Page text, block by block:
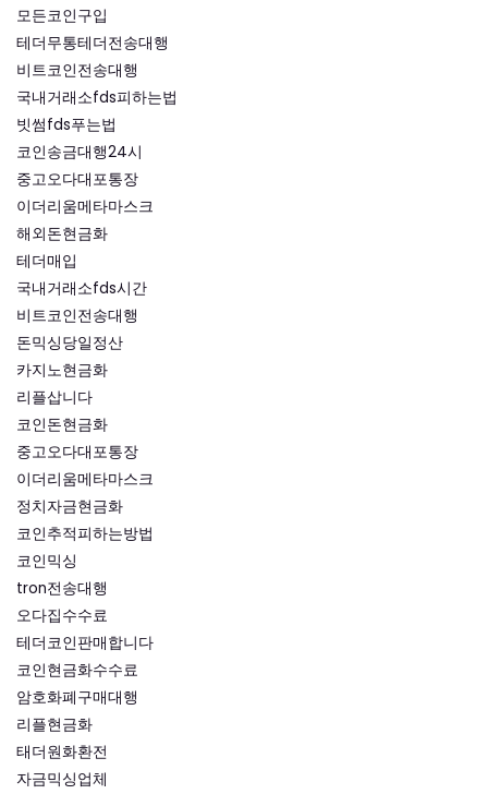
모든코인구입
테더무통테더전송대행
비트코인전송대행
국내거래소fds피하는법
빗썸fds푸는법
코인송금대행24시
중고오다대포통장
이더리움메타마스크
해외돈현금화
테더매입
국내거래소fds시간
비트코인전송대행
돈믹싱당일정산
카지노현금화
리플삽니다
코인돈현금화
중고오다대포통장
이더리움메타마스크
정치자금현금화
코인추적피하는방법
코인믹싱
tron전송대행
오다집수수료
테더코인판매합니다
코인현금화수수료
암호화폐구매대행
리플현금화
태더원화환전
자금믹싱업체